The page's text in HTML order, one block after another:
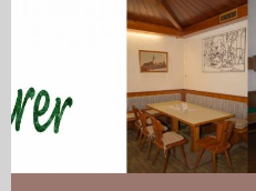
GASTHOF
IHR GASTHOF IN